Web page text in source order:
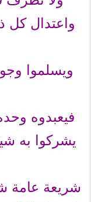
واعتدال كل
ويسلموا
فيعبدوه
يشركوا به
شريعة عامة